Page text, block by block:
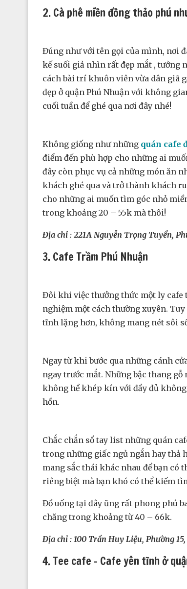
2. Cà phê miền đồng thảo phú
Đúng như với tên gọi của mình, nơi
kế suối giả nhìn rất đẹp mắt , tưởng
cách bài trí khuôn viên vừa dân giã
đẹp ở quận Phú Nhuận với không
cuối tuần để ghé qua nơi đây nhé!
Không giống như những quán cafe
điểm đến phù hợp cho những ai
đây còn phục vụ cả những món ăn
khách ghé qua và trở thành khách
cho những ai muốn tìm góc nhỏ
trong khoảng 20 – 55k mà thôi!
Địa chỉ : 221A Nguyễn Trọng Tuyển,
3. Cafe Trầm Phú Nhuận
Đôi khi việc thưởng thức một ly
nghiệm một cách thường xuyên.
tĩnh lặng hơn, không mang nét sôi
Ngay từ khi bước qua những cánh
ngay trước mắt. Những bậc thang
không hề khép kín với đầy đủ
hồn.
Chắc chắn sổ tay list những quán
trong những giấc ngủ ngắn hay thả
mang sắc thái khác nhau để bạn có
riêng biệt mà bạn khó có thể kiếm
Đồ uống tại đây ũng rất phong phú
chăng trong khoảng từ 40 – 66k.
Địa chỉ : 100 Trần Huy Liệu, Phường
4. Tee cafe – Cafe yên tĩnh ở